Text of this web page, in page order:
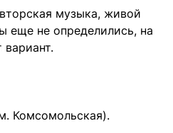
музыка, живой
еще не определились, на
вариант.
Комсомольская).